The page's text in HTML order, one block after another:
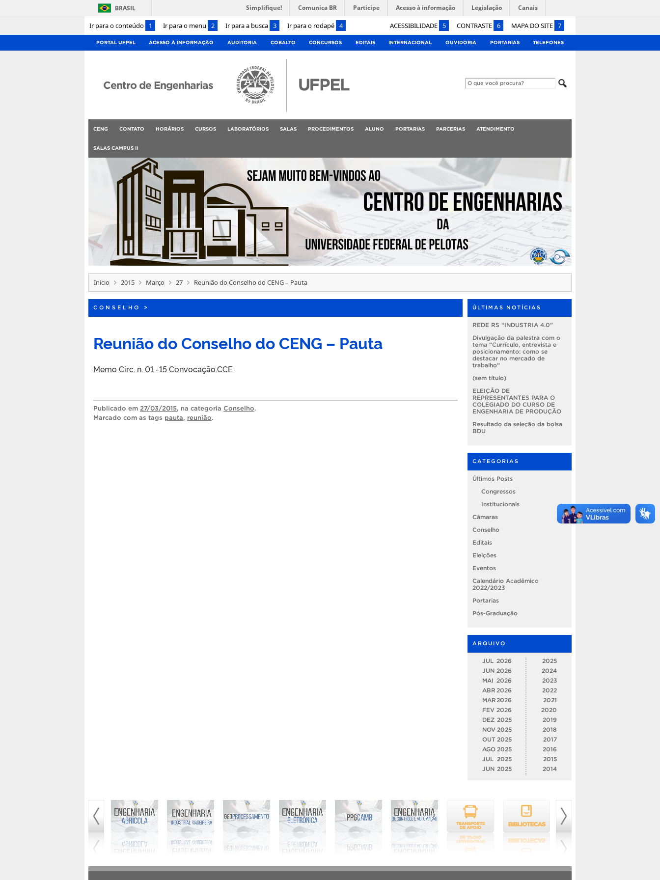
Ir para o conteúdo 1 Ir para o menu 2 Ir para a busca 3 Ir para o rodapé 4 ACESSIBILIDADE 5 CONTRASTE 6 MAPA DO SITE 7
BRASIL Simplifique! Comunica BR Participe Acesso à informação Legislação Canais
PORTAL UFPEL ACESSO À INFORMAÇÃO AUDITORIA COBALTO CONCURSOS EDITAIS INTERNACIONAL OUVIDORIA PORTARIAS TELEFONES
Centro de Engenharias
CENG CONTATO HORÁRIOS CURSOS LABORATÓRIOS SALAS PROCEDIMENTOS ALUNO PORTARIAS PARCERIAS ATENDIMENTO
SALAS CAMPUS II
Início 2015 Março 27 Reunião do Conselho do CENG – Pauta
CONSELHO >
Reunião do Conselho do CENG – Pauta
Memo Circ. n. 01 -15 Convocação.CCE
Publicado em 27/03/2015, na categoria Conselho.
Marcado com as tags pauta, reunião.
ÚLTIMAS NOTÍCIAS
REDE RS “INDUSTRIA 4.0”
Divulgação da palestra com o
tema “Currículo, entrevista e
posicionamento: como se
destacar no mercado de
trabalho”
(sem título)
ELEIÇÃO DE
REPRESENTANTES PARA O
COLEGIADO DO CURSO DE
ENGENHARIA DE PRODUÇÃO
Resultado da seleção da bolsa
BDU
CATEGORIAS
Últimos Posts
Congressos
Institucionais
Câmaras
Conselho
Editais
Eleições
Eventos
Calendário Acadêmico
2022/2023
Portarias
Pós-Graduação
ARQUIVO
JUL 2026
JUN 2026
MAI
2026
ABR 2026
MAR 2026
FEV 2026
DEZ 2025
NOV 2025
OUT 2025
AGO 2025
JUL
2025
JUN 2025
2025
2024
2023
2022
2021
2020
2019
2018
2017
2016
2015
2014